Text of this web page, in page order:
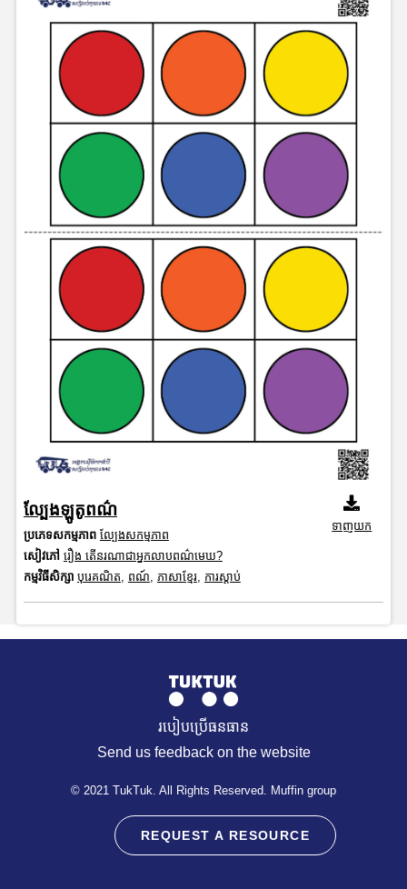
ល្បែងឡូតូពណ៌
ប្រភេទសកម្មភាព ល្បែងសកម្មភាព
សៀវភៅ រឿង តើនរណាជាអ្នកលាបពណ៌មេឃ?
កម្មវិធីសិក្សា បុរេគណិត ពណ៍ ភាសាខ្មែរ, ការស្តាប់
ទាញយក
របៀបប្រើធនធាន
Send us feedback on the website
© 2021 TukTuk. All Rights Reserved. Muffin group
REQUEST A RESOURCE